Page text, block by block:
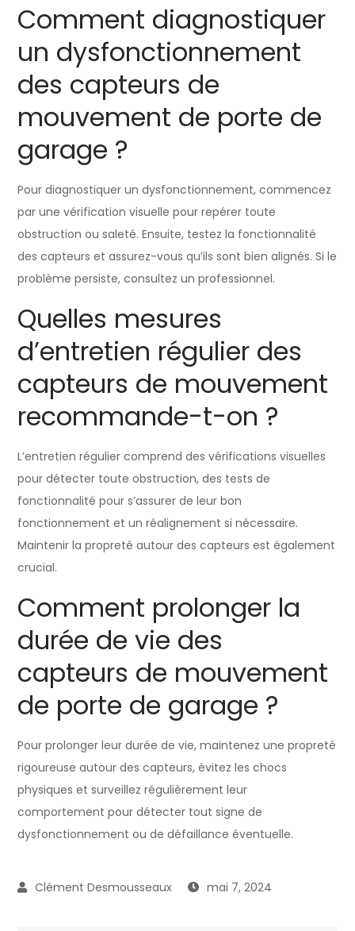
Comment diagnostiquer
un dysfonctionnement
des capteurs de
mouvement de porte de
garage ?
Pour diagnostiquer un dysfonctionnement, commencez
par une vérification visuelle pour repérer toute
obstruction ou saleté. Ensuite, testez la fonctionnalité
des capteurs et assurez-vous qu’ils sont bien alignés. Si le
problème persiste, consultez un professionnel.
Quelles mesures
d’entretien régulier des
capteurs de mouvement
recommande-t-on ?
L’entretien régulier comprend des vérifications visuelles
pour détecter toute obstruction, des tests de
fonctionnalité pour s’assurer de leur bon
fonctionnement et un réalignement si nécessaire.
Maintenir la propreté autour des capteurs est également
crucial.
Comment prolonger la
durée de vie des
capteurs de mouvement
de porte de garage ?
Pour prolonger leur durée de vie, maintenez une propreté
rigoureuse autour des capteurs, évitez les chocs
physiques et surveillez régulièrement leur
comportement pour détecter tout signe de
dysfonctionnement ou de défaillance éventuelle.
mai 7, 2024